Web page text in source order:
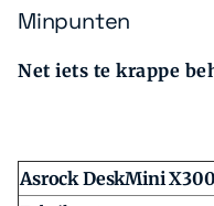
Minpunten
Net iets te krappe
Asrock DeskMini